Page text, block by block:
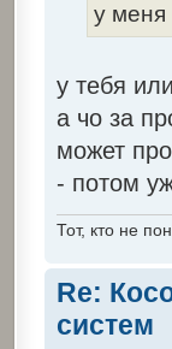
у меня
у тебя
а чо за
может
- потом
Тот, кто не
Re:
систем